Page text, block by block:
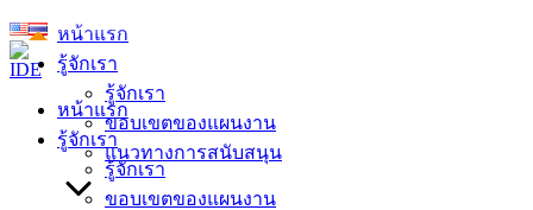
Skip
to
content
หน้าแรก
รู้จักเรา
รู้จักเรา
ขอบเขตของแผนงาน
หน้าแรก
รู้จักเรา
รู้จักเรา
ขอบเขตของแผนงาน
แนวทางการสนับสนุน